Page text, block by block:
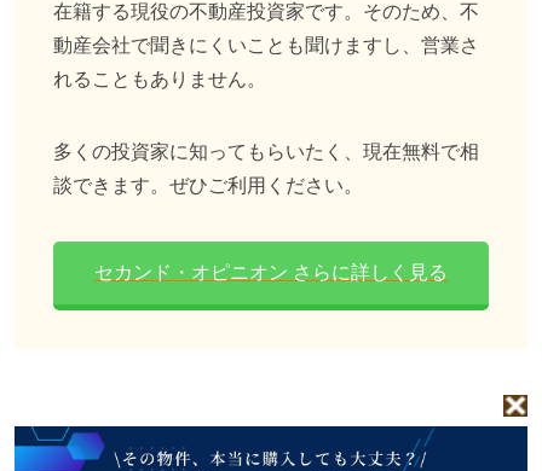
在籍する現役の不動産投資家です。そのため、不
動産会社で聞きにくいことも聞けますし、営業さ
れることもありません。
多くの投資家に知ってもらいたく、現在無料で相
談できます。ぜひご利用ください。
セカンド・オピニオン さらに詳しく見る